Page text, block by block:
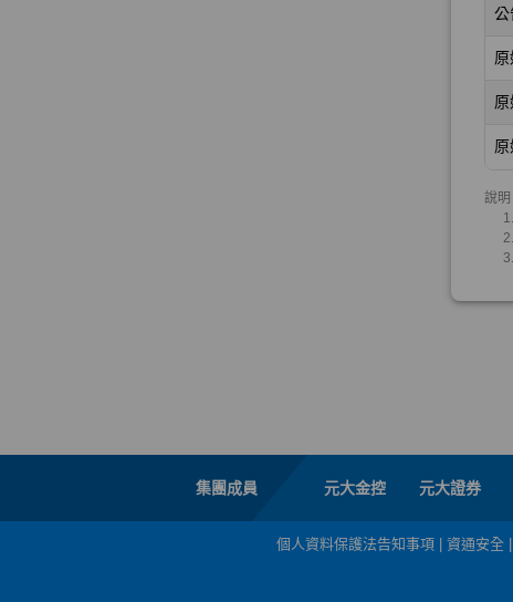
集團成員 元大金控 元大證券
個人資料保護法告知事項 資通安全